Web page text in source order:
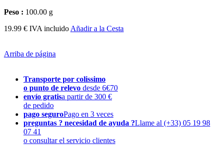
Peso : 100.00 g
19.99 € IVA incluido Añadir a la Cesta
Arriba de página
Transporte por colissimo
o punto de relevo desde 6€70
envío gratisa partir de 300 €
de pedido
pago seguroPago en 3 veces
preguntas ? necesidad de ayuda ?Llame al (+33) 05 19 98
07 41
o consultar el servicio clientes